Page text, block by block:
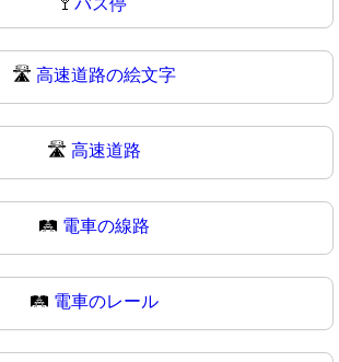
🚏 バス停
🛣️ 高速道路の絵文字
🛣 高速道路
🛤️ 電車の線路
🛤 電車のレール